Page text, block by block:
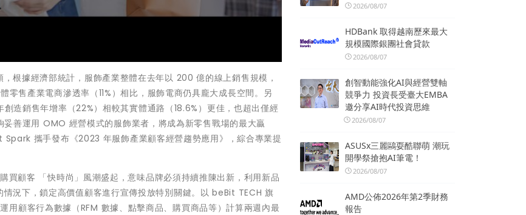
根據經濟部統計，服飾產業整體在去年以 200 億的線上銷售規模，
售產業電商滲透率（11%）相比，服飾電商仍具龐大成長空間。另
造銷售年增率（22%）相較其實體通路（18.6%）更佳，也超出僅經
善運用 OMO 經營模式的服飾業者，將成為新零售戰場的最大贏
攜手發布《2023 年服飾產業顧客經營趨勢應用》，綜合專業提
買顧客 「快時尚」風潮盛起，意味品牌必須持續推陳出新，利用新品
況下，鎖定高價值顧客進行宣傳投放特別關鍵。以 beBit TECH 旗
顧客行為數據（RFM 數據、點擊商品、購買商品等）計算兩週內最
2026/08/07
HDBank 取得越南歷來最大
規模國際銀團社會貸款
2026/08/07
創智動能強化AI與經營雙軸
競爭力 投資長受臺大EMBA
邀分享AI時代投資思維
2026/08/07
ASUSx三麗鷗耍酷聯萌 潮玩
開學祭搶抱AI筆電！
2026/08/07
AMD公佈2026年第2季財務
報告